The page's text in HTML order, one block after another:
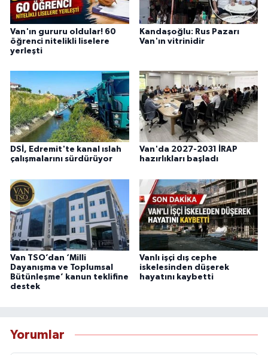
Van'ın gururu oldular! 60
öğrenci nitelikli liselere
yerleşti
Kandaşoğlu: Rus Pazarı
Van'ın vitrinidir
DSİ, Edremit'te kanal ıslah
çalışmalarını sürdürüyor
Van'da 2027-2031 İRAP
hazırlıkları başladı
Van TSO’dan ‘Milli
Dayanışma ve Toplumsal
Bütünleşme’ kanun teklifine
destek
Vanlı işçi dış cephe
iskelesinden düşerek
hayatını kaybetti
Yorumlar